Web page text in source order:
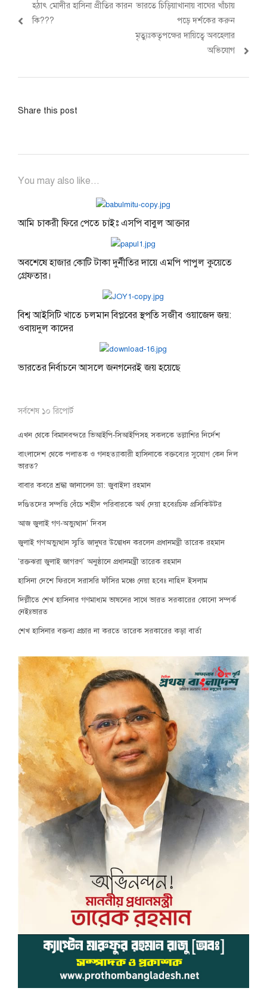
navigation
Previous
post:
হঠাৎ মোদীর হাসিনা প্রীতির কারন
কি???
Next
ভারতে চিড়িয়াখানায় বাঘের খাঁচায়
পড়ে দর্শকের করুন
মৃত্যুঃকতৃপক্ষের দায়িত্বে অবহেলার
অভিযোগ
Share this post
You may also like...
আমি চাকরী ফিরে পেতে চাইঃ এসপি বাবুল আক্তার
অবশেষে হাজার কোটি টাকা দুর্নীতির দায়ে এমপি পাপুল কুয়েতে
গ্রেফতার।
বিশ্ব আইসিটি খাতে চলমান বিপ্লবের স্থপতি সজীব ওয়াজেদ জয়:
ওবায়দুল কাদের
ভারতের নির্বাচনে আসলে জনগনেরই জয় হয়েছে
সর্বশেষ ১০ রিপোর্ট
এখন থেকে বিমানবন্দরে ভিআইপি-সিআইপিসহ সকলকে তল্লাশির নির্দেশ
বাংলাদেশ থেকে পলাতক ও গনহত্যাকারী হাসিনাকে বক্তব্যের সুযোগ কেন দিল
ভারত?
বাবার কবরে শ্রদ্ধা জানালেন ডা: জুবাইদা রহমান
দণ্ডিতদের সম্পত্তি বেঁচে শহীদ পরিবারকে অর্থ দেয়া হবেঃচিফ প্রসিকিউটর
আজ জুলাই গণ-অভ্যুত্থান’ দিবস
জুলাই গণঅভ্যুত্থান স্মৃতি জাদুঘর উদ্বোধন করলেন প্রধানমন্ত্রী তারেক রহমান
‘রক্তঝরা জুলাই জাগরণ’ অনুষ্ঠানে প্রধানমন্ত্রী তারেক রহমান
হাসিনা দেশে ফিরলে সরাসরি ফাঁসির মঞ্চে নেয়া হবেঃ নাহিদ ইসলাম
দিল্লীতে শেখ হাসিনার গণমাধ্যম ভাষনের সাথে ভারত সরকারের কোনো সম্পর্ক
নেইঃভারত
শেখ হাসিনার বক্তব্য প্রচার না করতে তারেক সরকারের কড়া বার্তা